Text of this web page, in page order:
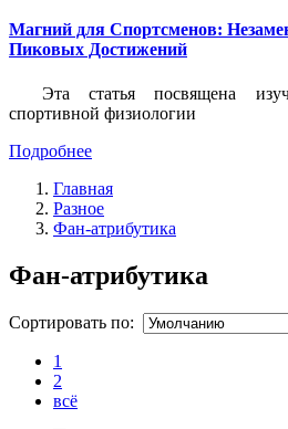
Магний для Спортсменов:
Пиковых Достижений
Эта статья посвящена
спортивной физиологии
Подробнее
Главная
Разное
Фан-атрибутика
Фан-атрибутика
Сортировать по:
1
2
всё